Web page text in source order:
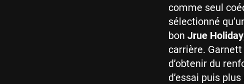
comme seul
sélectionné
bon Jrue Holiday
carrière.
d’obtenir du
d’essai puis